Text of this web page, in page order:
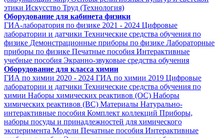
этики Искусство Труд (Технология)
Оборудование для кабинета физики
ГИА-лаборатория по физике 2021 - 2024 Цифровые
лаборатории и датчики Технические средства обучения по
физике Демонстрационные приборы по физике Лабораторные
приборы по физике Печатные пособия Интерактивные
учебные пособия Экранно-звуковые средства обучения
Оборудование для класса химии
ГИА по химии 2020 - 2024 ГИА по химии 2019 Цифровые
лаборатории и датчики Технические средства обучения по
химии Наборы химических реактивов (ОС) Наборы
химических реактивов (ВС) Материалы Натурально-
интерактивные пособия Комплект коллекций Приборы,
наборы посуды и принадлежностей для химического
эксперимента Модели Печатные пособия Интерактивные